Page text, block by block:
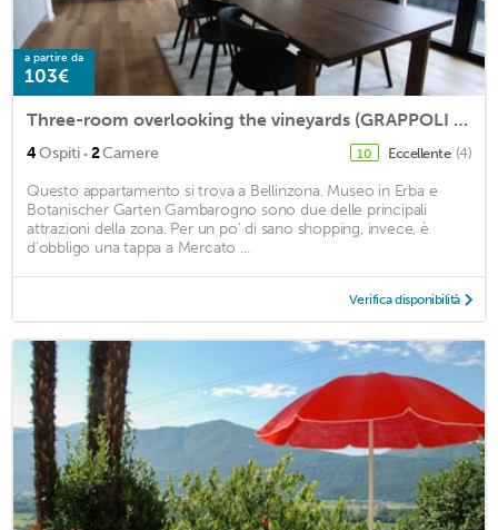
a partire da
103€
Three-room overlooking the vineyards (GRAPPOLI 26)
4Ospiti · 2Camere 10 Eccellente (4)
Questo appartamento si trova a Bellinzona. Museo in Erba e
Botanischer Garten Gambarogno sono due delle principali
attrazioni della zona. Per un po' di sano shopping, invece, è
d'obbligo una tappa a Mercato ...
Verifica disponibilità